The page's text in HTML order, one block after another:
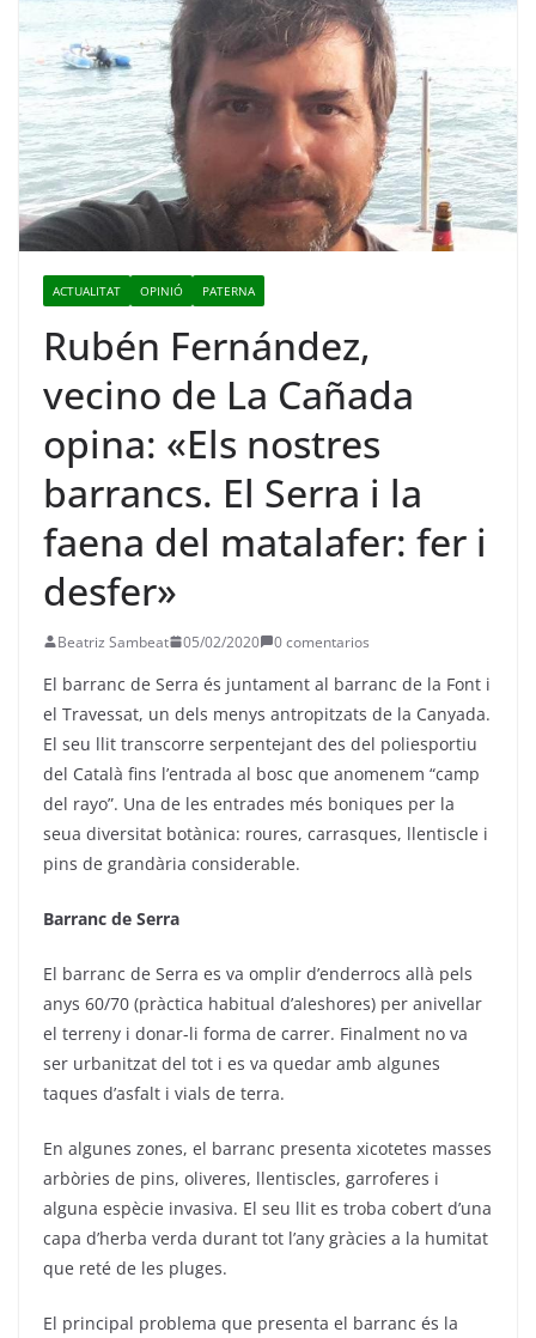
ACTUALITAT OPINIÓ PATERNA
Rubén Fernández,
vecino de La Cañada
opina: «Els nostres
barrancs. El Serra i la
faena del matalafer: fer i
desfer»
Beatriz Sambeat 05/02/2020 0 comentarios
El barranc de Serra és juntament al barranc de la Font i
el Travessat, un dels menys antropitzats de la Canyada.
El seu llit transcorre serpentejant des del poliesportiu
del Català fins l’entrada al bosc que anomenem “camp
del rayo”. Una de les entrades més boniques per la
seua diversitat botànica: roures, carrasques, llentiscle i
pins de grandària considerable.
Barranc de Serra
El barranc de Serra es va omplir d’enderrocs allà pels
anys 60/70 (pràctica habitual d’aleshores) per anivellar
el terreny i donar-li forma de carrer. Finalment no va
ser urbanitzat del tot i es va quedar amb algunes
taques d’asfalt i vials de terra.
En algunes zones, el barranc presenta xicotetes masses
arbòries de pins, oliveres, llentiscles, garroferes i
alguna espècie invasiva. El seu llit es troba cobert d’una
capa d’herba verda durant tot l’any gràcies a la humitat
que reté de les pluges.
El principal problema que presenta el barranc és la